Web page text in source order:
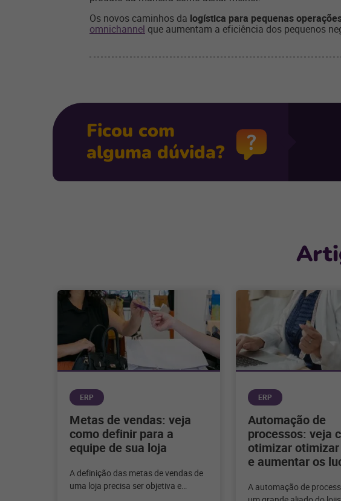
Os novos caminhos da logística para pequenas
omnichannel que aumentam a eficiência dos pequenos
Ficou com
alguma dúvida?
ERP
Metas de vendas: veja
como definir para a
equipe de sua loja
A definição das metas de vendas de
uma loja precisa ser objetiva e
ERP
Automação de
processos: veja
otimizar
e aumentar os
A automação de